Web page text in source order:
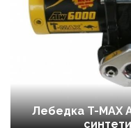
Лебедка T-MAX